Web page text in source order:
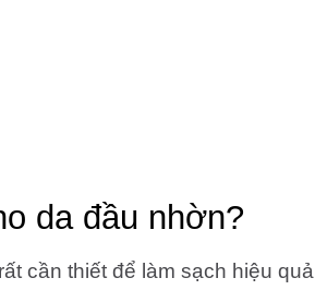
da đầu nhờn?
cần thiết để làm sạch hiệu